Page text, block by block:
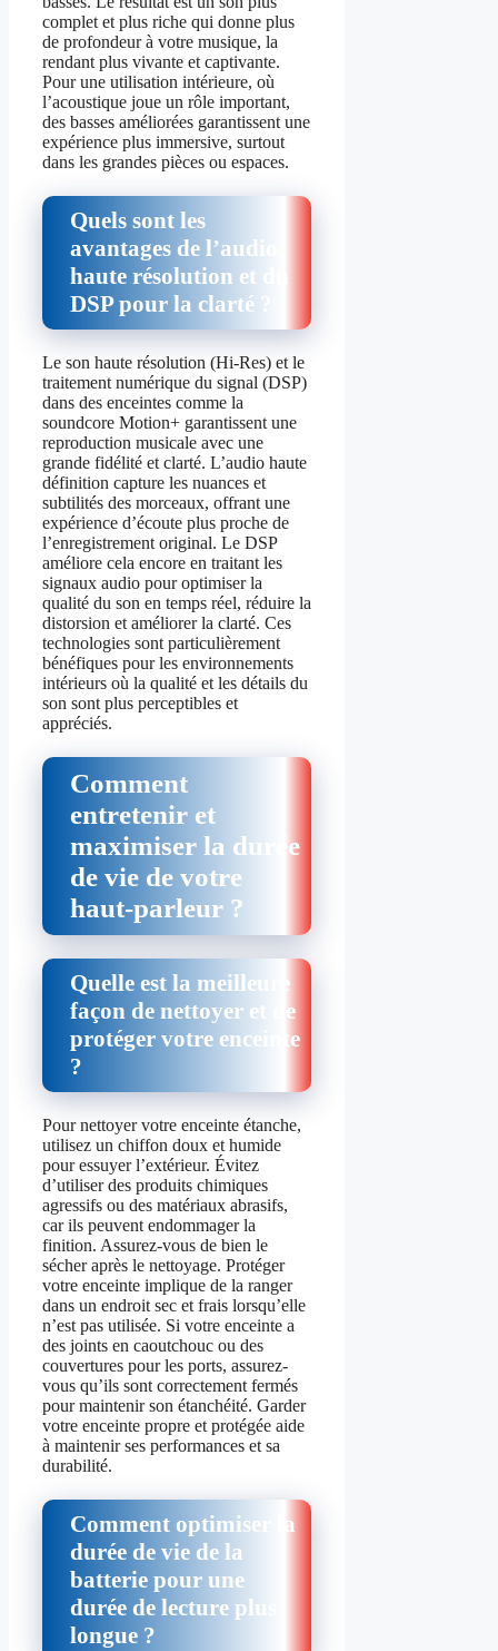
complet et plus riche qui donne plus
de profondeur à votre musique, la
rendant plus vivante et captivante.
Pour une utilisation intérieure, où
l’acoustique joue un rôle important,
des basses améliorées garantissent une
expérience plus immersive, surtout
dans les grandes pièces ou espaces.
Quels sont les
avantages de l’audio
haute résolution et du
DSP pour la clarté ?
Le son haute résolution (Hi-Res) et le
traitement numérique du signal (DSP)
dans des enceintes comme la
soundcore Motion+ garantissent une
reproduction musicale avec une
grande fidélité et clarté. L’audio haute
définition capture les nuances et
subtilités des morceaux, offrant une
expérience d’écoute plus proche de
l’enregistrement original. Le DSP
améliore cela encore en traitant les
signaux audio pour optimiser la
qualité du son en temps réel, réduire la
distorsion et améliorer la clarté. Ces
technologies sont particulièrement
bénéfiques pour les environnements
intérieurs où la qualité et les détails du
son sont plus perceptibles et
appréciés.
Comment
entretenir et
maximiser la durée
de vie de votre
haut-parleur ?
Quelle est la meilleure
façon de nettoyer et de
protéger votre enceinte
?
Pour nettoyer votre enceinte étanche,
utilisez un chiffon doux et humide
pour essuyer l’extérieur. Évitez
d’utiliser des produits chimiques
agressifs ou des matériaux abrasifs,
car ils peuvent endommager la
finition. Assurez-vous de bien le
sécher après le nettoyage. Protéger
votre enceinte implique de la ranger
dans un endroit sec et frais lorsqu’elle
n’est pas utilisée. Si votre enceinte a
des joints en caoutchouc ou des
couvertures pour les ports, assurez-
vous qu’ils sont correctement fermés
pour maintenir son étanchéité. Garder
votre enceinte propre et protégée aide
à maintenir ses performances et sa
durabilité.
Comment optimiser la
durée de vie de la
batterie pour une
durée de lecture plus
longue ?